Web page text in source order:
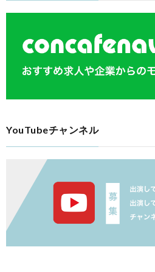
YouTubeチャンネル